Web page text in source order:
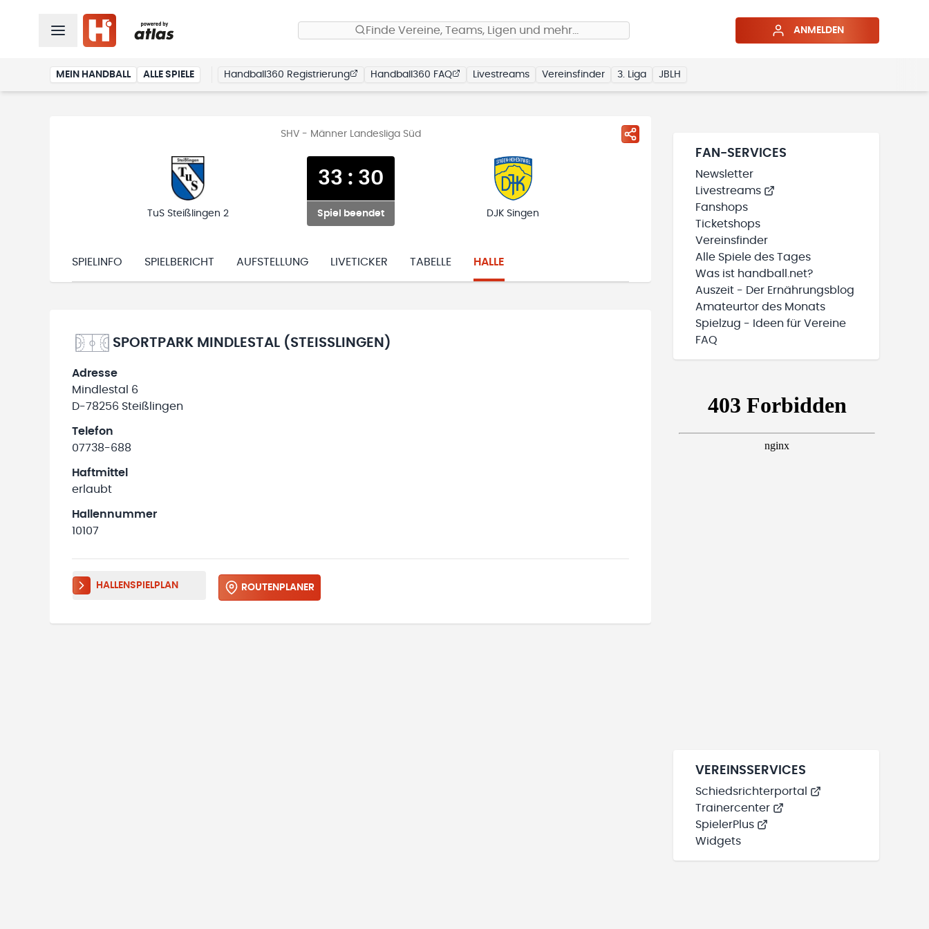
Finde Vereine, Teams, Ligen und mehr… ANMELDEN
MEIN HANDBALL ALLE SPIELE Handball360 Registrierung Handball360 FAQ Livestreams Vereinsfinder 3. Liga JBLH
SHV - Männer Landesliga Süd
TuS Steißlingen 2
33 : 30
Spiel beendet DJK Singen
SPIELINFO SPIELBERICHT AUFSTELLUNG LIVETICKER TABELLE HALLE
SPORTPARK MINDLESTAL (STEISSLINGEN)
Adresse
Mindlestal 6
D-78256 Steißlingen
Telefon
07738-688
Haftmittel
erlaubt
Hallennummer
10107
HALLENSPIELPLAN ROUTENPLANER
FAN-SERVICES
Newsletter
Livestreams
Fanshops
Ticketshops
Vereinsfinder
Alle Spiele des Tages
Was ist handball.net?
Auszeit - Der Ernährungsblog
Amateurtor des Monats
Spielzug - Ideen für Vereine
FAQ
VEREINSSERVICES
Schiedsrichterportal
Trainercenter
SpielerPlus
Widgets